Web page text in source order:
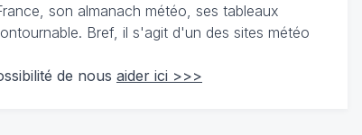
son almanach météo, ses tableaux
Bref, il s'agit d'un des sites météo
de nous aider ici >>>